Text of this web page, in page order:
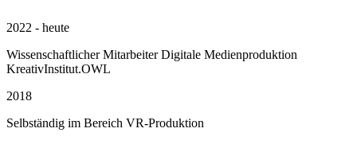
2022 - heute
Wissenschaftlicher Mitarbeiter Digitale Medienproduktion
KreativInstitut.OWL
2018
Selbständig im Bereich VR-Produktion